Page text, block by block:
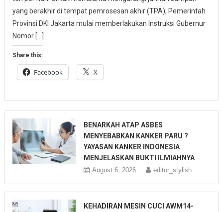
yang berakhir di tempat pemrosesan akhir (TPA), Pemerintah
Provinsi DKI Jakarta mulai memberlakukan Instruksi Gubernur
Nomor […]
Share this:
Facebook X
BENARKAH ATAP ASBES
MENYEBABKAN KANKER PARU ?
YAYASAN KANKER INDONESIA
MENJELASKAN BUKTI ILMIAHNYA
August 6, 2026 editor_stylish
KEHADIRAN MESIN CUCI AWM14-